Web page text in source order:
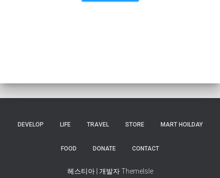
DEVELOP LIFE TRAVEL STORE MART HOILDAY
FOOD DONATE CONTACT
헤스티아 | 개발자ThemeIsle